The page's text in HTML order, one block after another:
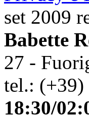
set 2009
Babette
27 -
tel.: (+39)
18:30/